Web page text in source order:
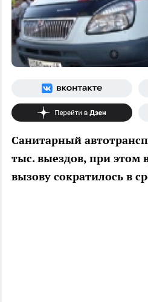
Санитарный
тыс. выездов, при этом
вызову сократилось в